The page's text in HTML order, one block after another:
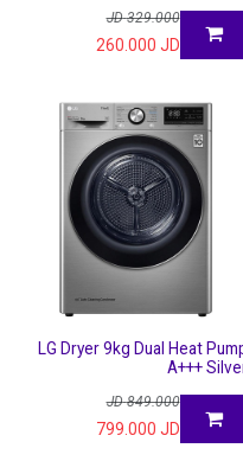
329.000
JD
260.000 JD
LG Dryer 9kg Dual Heat
A+++
849.000
JD
799.000 JD